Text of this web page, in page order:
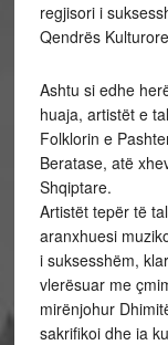
regjisori i
Qendrës
Ashtu si edhe
huaja, artistët e
Folklorin e
Beratase, atë
Shqiptare.
Artistët tepër të
aranxhuesi
i suksesshëm,
vlerësuar me
mirënjohur
sakrifikoi dhe ia